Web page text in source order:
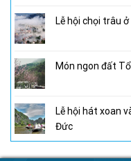
Lễ hội chọi trâu
Món ngon đất Tổ
Lễ hội hát xoan
Đức